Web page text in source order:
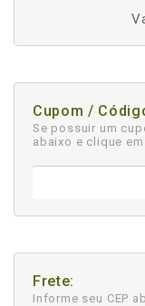
Cupom /
Se possuir um
abaixo e clique
Frete:
Informe seu CEP